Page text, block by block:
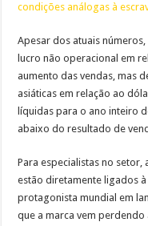
condições análogas à
Apesar dos atuais
lucro não operacional em
aumento das vendas, mas
asiáticas em relação ao
líquidas para o ano inteiro
abaixo do resultado de
Para especialistas no
estão diretamente ligados
protagonista mundial em
que a marca vem